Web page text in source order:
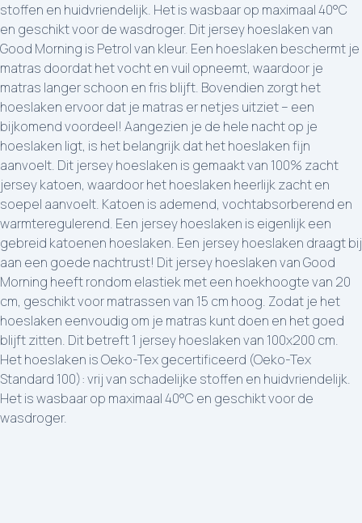
stoffen en huidvriendelijk. Het is wasbaar op maximaal 40°C
en geschikt voor de wasdroger. Dit jersey hoeslaken van
Good Morning is Petrol van kleur. Een hoeslaken beschermt je
matras doordat het vocht en vuil opneemt, waardoor je
matras langer schoon en fris blijft. Bovendien zorgt het
hoeslaken ervoor dat je matras er netjes uitziet – een
bijkomend voordeel! Aangezien je de hele nacht op je
hoeslaken ligt, is het belangrijk dat het hoeslaken fijn
aanvoelt. Dit jersey hoeslaken is gemaakt van 100% zacht
jersey katoen, waardoor het hoeslaken heerlijk zacht en
soepel aanvoelt. Katoen is ademend, vochtabsorberend en
warmteregulerend. Een jersey hoeslaken is eigenlijk een
gebreid katoenen hoeslaken. Een jersey hoeslaken draagt bij
aan een goede nachtrust! Dit jersey hoeslaken van Good
Morning heeft rondom elastiek met een hoekhoogte van 20
cm, geschikt voor matrassen van 15 cm hoog. Zodat je het
hoeslaken eenvoudig om je matras kunt doen en het goed
blijft zitten. Dit betreft 1 jersey hoeslaken van 100x200 cm.
Het hoeslaken is Oeko-Tex gecertificeerd (Oeko-Tex
Standard 100): vrij van schadelijke stoffen en huidvriendelijk.
Het is wasbaar op maximaal 40°C en geschikt voor de
wasdroger.